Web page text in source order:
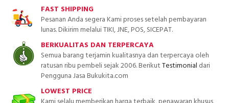
FAST SHIPPING
Pesanan Anda segera Kami proses setelah pembayaran
lunas. Dikirim melalui TIKI, JNE, POS, SICEPAT.
BERKUALITAS DAN TERPERCAYA
Semua barang terjamin kualitasnya dan terpercaya oleh
ratusan ribu pembeli sejak 2006. BerikutTestimonial dari
Pengguna Jasa Bukukita.com
LOWEST PRICE